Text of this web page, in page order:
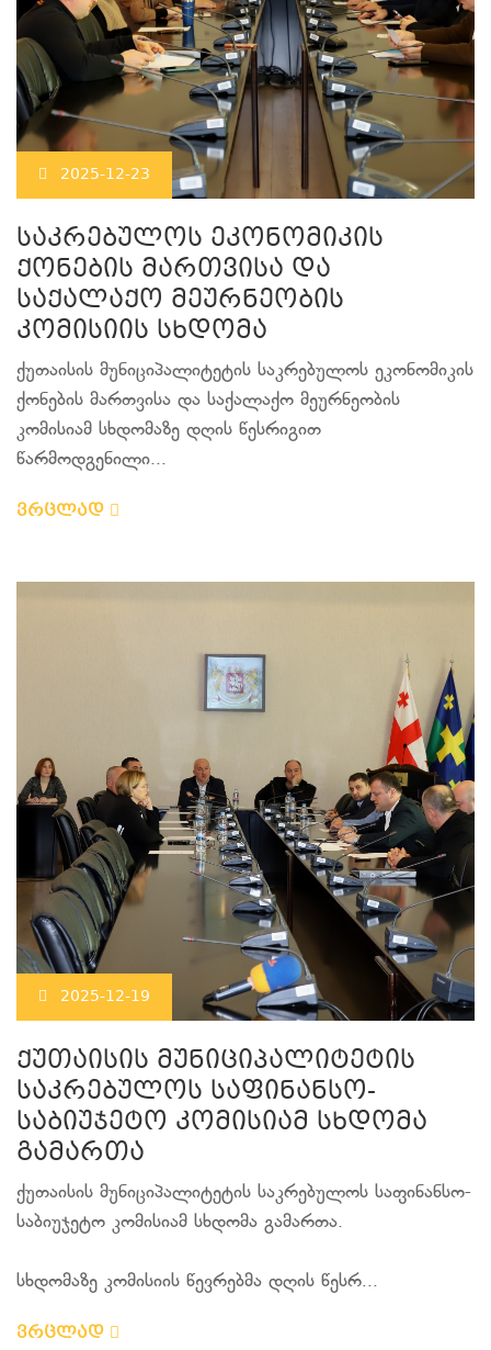
2025-12-23
საკრებულოს ეკონომიკის
ქონების მართვისა და
საქალაქო მეურნეობის
კომისიის სხდომა
ქუთაისის მუნიციპალიტეტის საკრებულოს ეკონომიკის
ქონების მართვისა და საქალაქო მეურნეობის
კომისიამ სხდომაზე დღის წესრიგით
წარმოდგენილი...
ვრცლად
2025-12-19
ქუთაისის მუნიციპალიტეტის
საკრებულოს საფინანსო-
საბიუჯეტო კომისიამ სხდომა
გამართა
ქუთაისის მუნიციპალიტეტის საკრებულოს საფინანსო-
საბიუჯეტო კომისიამ სხდომა გამართა.
სხდომაზე კომისიის წევრებმა დღის წესრ...
ვრცლად